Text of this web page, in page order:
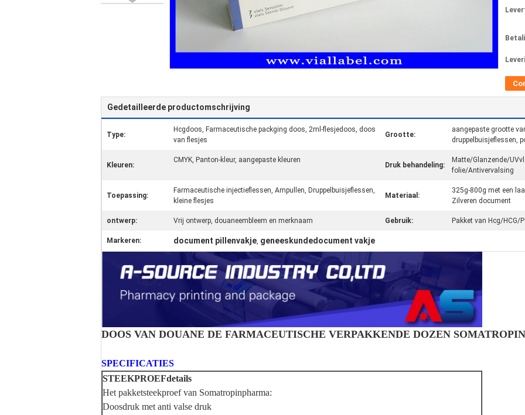
Gedetailleerde productomschrijving
Type:
Hcgdoos, Farmaceutische packging doos, 2ml-flesjedoos, doos
van flesjes
Grootte:
aangepaste grootte
druppelbuisjeflessen,
Kleuren:
CMYK, Panton-kleur, aangepaste kleuren
Druk behandeling:
Matte/Glanzende/
folie/Antivervalsing
Toepassing:
Farmaceutische injectieflessen, Ampullen, Druppelbuisjeflessen,
kleine flesjes
Materiaal:
325g-800g met een
Zilveren document
ontwerp: Vrij ontwerp, douaneembleem en merknaam Gebruik: Pakket van Hcg/
Markeren: document pillenvakje, geneeskundedocument vakje
DOOS VAN DOUANE DE FARMACEUTISCHE VERPAKKENDE DOZEN SOMATROPIN
SPECIFICATIES
STEEKPROEFdetails
Het pakketsteekproef van Somatropinpharma:
Doosdruk met anti valse druk